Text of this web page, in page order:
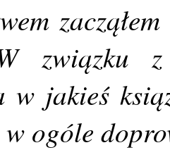
związku z
w jakieś
ogóle